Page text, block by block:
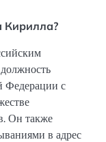
Кирилла?
Федерации с
Он также
в адрес